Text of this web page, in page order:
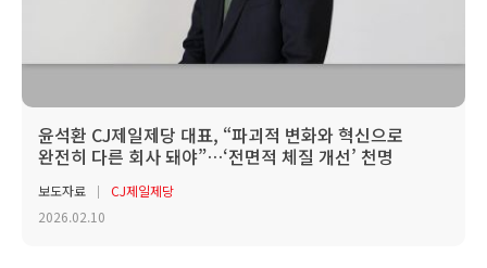
윤석환 CJ제일제당 대표, “파괴적 변화와 혁신으로
완전히 다른 회사 돼야”…‘전면적 체질 개선’ 천명
보도자료
CJ제일제당
2026.02.10